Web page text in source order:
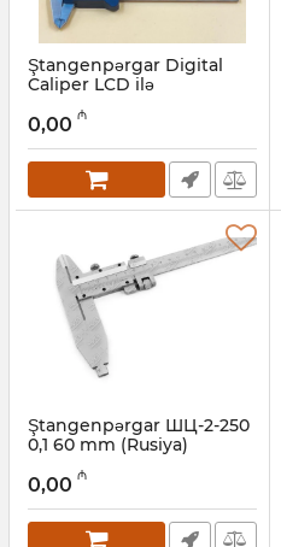
Ştangenpərgar Digital
Caliper LCD ilə
12018408
0,00 ₼
Ştangenpərgar ШЦ-2-250
0,1 60 mm (Rusiya)
052001008
0,00 ₼